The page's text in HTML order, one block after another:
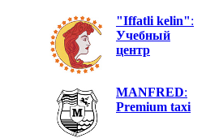
"Iffatli kelin":
Учебный
центр
MANFRED:
Premium taxi